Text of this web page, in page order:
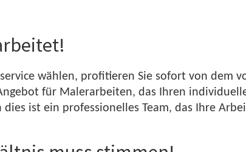
wählen, profitieren Sie sofort von dem
für Malerarbeiten, das Ihren
ist ein professionelles Team, das Ihre